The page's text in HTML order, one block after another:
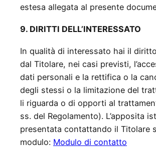
estesa allegata al presente
9. DIRITTI DELL’INTERESSATO
In qualità di interessato hai il
dal Titolare, nei casi previsti,
dati personali e la rettifica o la
degli stessi o la limitazione del
li riguarda o di opporti al
ss. del Regolamento). L’apposita
presentata contattando il Titolare
modulo: Modulo di contatto